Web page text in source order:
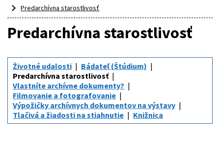
Predarchívna starostlivosť
Predarchívna starostlivosť
Životné udalosti
Bádateľ (Štúdium)
Predarchívna starostlivosť
Vlastníte archívne dokumenty?
Filmovanie a fotografovanie
Výpožičky archívnych dokumentov na výstavy
Tlačivá a žiadosti na stiahnutie
Knižnica